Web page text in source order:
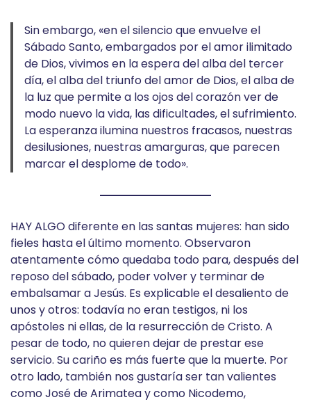
Sin embargo, «en el silencio que envuelve el
Sábado Santo, embargados por el amor ilimitado
de Dios, vivimos en la espera del alba del tercer
día, el alba del triunfo del amor de Dios, el alba de
la luz que permite a los ojos del corazón ver de
modo nuevo la vida, las dificultades, el sufrimiento.
La esperanza ilumina nuestros fracasos, nuestras
desilusiones, nuestras amarguras, que parecen
marcar el desplome de todo».
HAY ALGO diferente en las santas mujeres: han sido
fieles hasta el último momento. Observaron
atentamente cómo quedaba todo para, después del
reposo del sábado, poder volver y terminar de
embalsamar a Jesús. Es explicable el desaliento de
unos y otros: todavía no eran testigos, ni los
apóstoles ni ellas, de la resurrección de Cristo. A
pesar de todo, no quieren dejar de prestar ese
servicio. Su cariño es más fuerte que la muerte. Por
otro lado, también nos gustaría ser tan valientes
como José de Arimatea y como Nicodemo,